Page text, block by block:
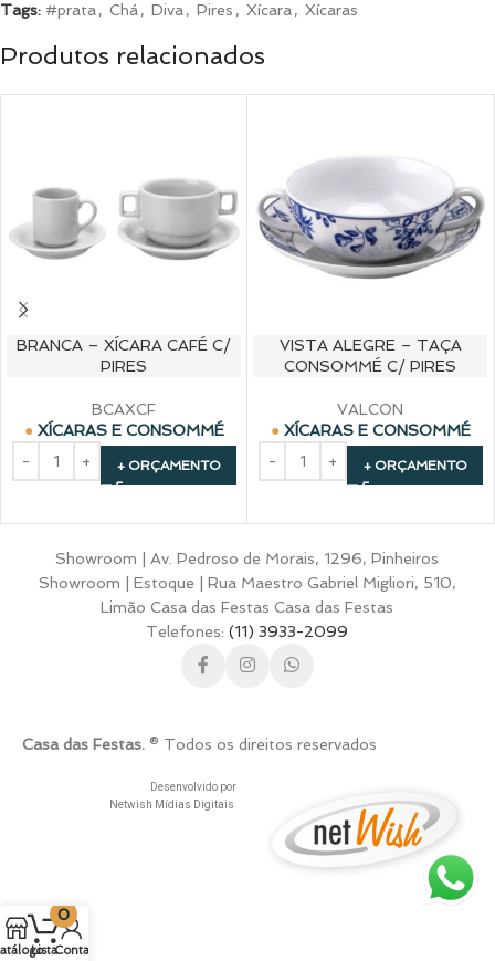
Tags: #prata, Chá, Diva, Pires , Xícara, Xícaras
Produtos relacionados
BRANCA – XÍCARA CAFÉ C/
PIRES
BCAXCF
XÍCARAS E CONSOMMÉ
+ ORÇAMENTO
VISTA ALEGRE – TAÇA
CONSOMMÉ C/ PIRES
VALCON
XÍCARAS E CONSOMMÉ
+ ORÇAMENTO
Showroom | Av. Pedroso de Morais, 1296, Pinheiros
Showroom | Estoque | Rua Maestro Gabriel Migliori, 510,
Limão Casa das Festas Casa das Festas
Telefones:(11) 3933-2099
Casa das Festas. ® Todos os direitos reservados
Desenvolvido por
Netwish Mídias Digitais
0
ListaConta